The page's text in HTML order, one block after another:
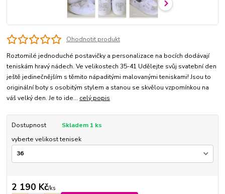
Ohodnotit produkt
Roztomilé jednoduché postavičky a personalizace na bocích dodávají
teniskám hravý nádech. Ve velikostech 35-41 Udělejte svůj svatební den
ještě jedinečnějším s těmito nápaditými malovanými teniskami! Jsou to
originální boty s osobitým stylem a stanou se skvělou vzpomínkou na
váš velký den. Je to ide... celý popis
Dostupnost
Skladem 1 ks
vyberte velikost tenisek
2 190 Kč/ks